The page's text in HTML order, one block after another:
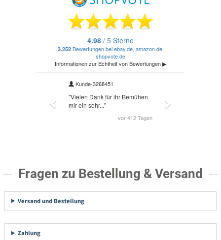
Fragen zu Bestellung & Versand
Versand und Bestellung
Zahlung